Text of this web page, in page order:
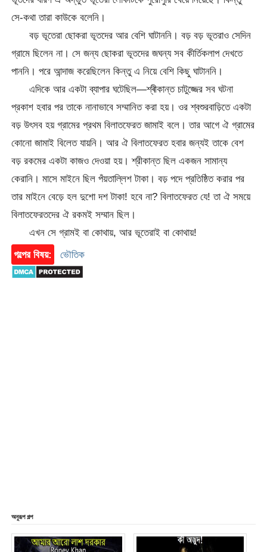
সে-কথা তারা কাউকে বলেনি।
বড় ভূতেরা ছোকরা ভূতদের আর বেশি ঘাটাননি। বড় বড় ভূতরাও সেদিন
গ্রামে ছিলেন না। সে জন্য ছোকরা ভূতদের জঘন্য সব কীর্তিকলাপ দেখতে
পাননি। পরে আন্দাজ করেছিলেন কিন্তু এ নিয়ে বেশি কিছু ঘাটাননি।
এদিকে আর একটা ব্যাপার ঘটেছিল—শ্ৰীকান্ত চাটুজ্জের সব ঘটনা
প্রকাশ হবার পর তাকে নানাভাবে সম্মানিত করা হয়। ওর শ্বশুরবাড়িতে একটা
বড় উৎসব হয় গ্রামের প্রথম বিলাতফেরত জামাই বলে। তার আগে ঐ গ্রামের
কোনো জামাই বিলেত যায়নি। আর ঐ বিলাতফেরত হবার জন্যই তাকে বেশ
বড় রকমের একটা কাজও দেওয়া হয়। শ্রীকান্ত ছিল একজন সামান্য
কেরানি। মাসে মাইনে ছিল পঁয়তাল্লিশ টাকা। বড় পদে প্রতিষ্ঠিত করার পর
তার মাইনে বেড়ে হল দুশো দশ টাকা! হবে না? বিলাতফেরত যে! তা ঐ সময়ে
বিলাতফেরতদের ঐ রকমই সম্মান ছিল।
এখন সে গ্রামই বা কোথায়, আর ভূতেরাই বা কোথায়!
গল্পের বিষয়:
ভৌতিক
অনুরূপ গল্প